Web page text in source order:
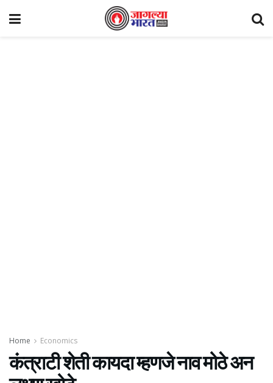
Home Economics
कंत्राटी शेती कायदा म्हणजे नाव मोठे अन